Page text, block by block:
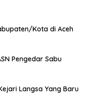
Kota di Aceh
Pengedar Sabu
Langsa Yang Baru